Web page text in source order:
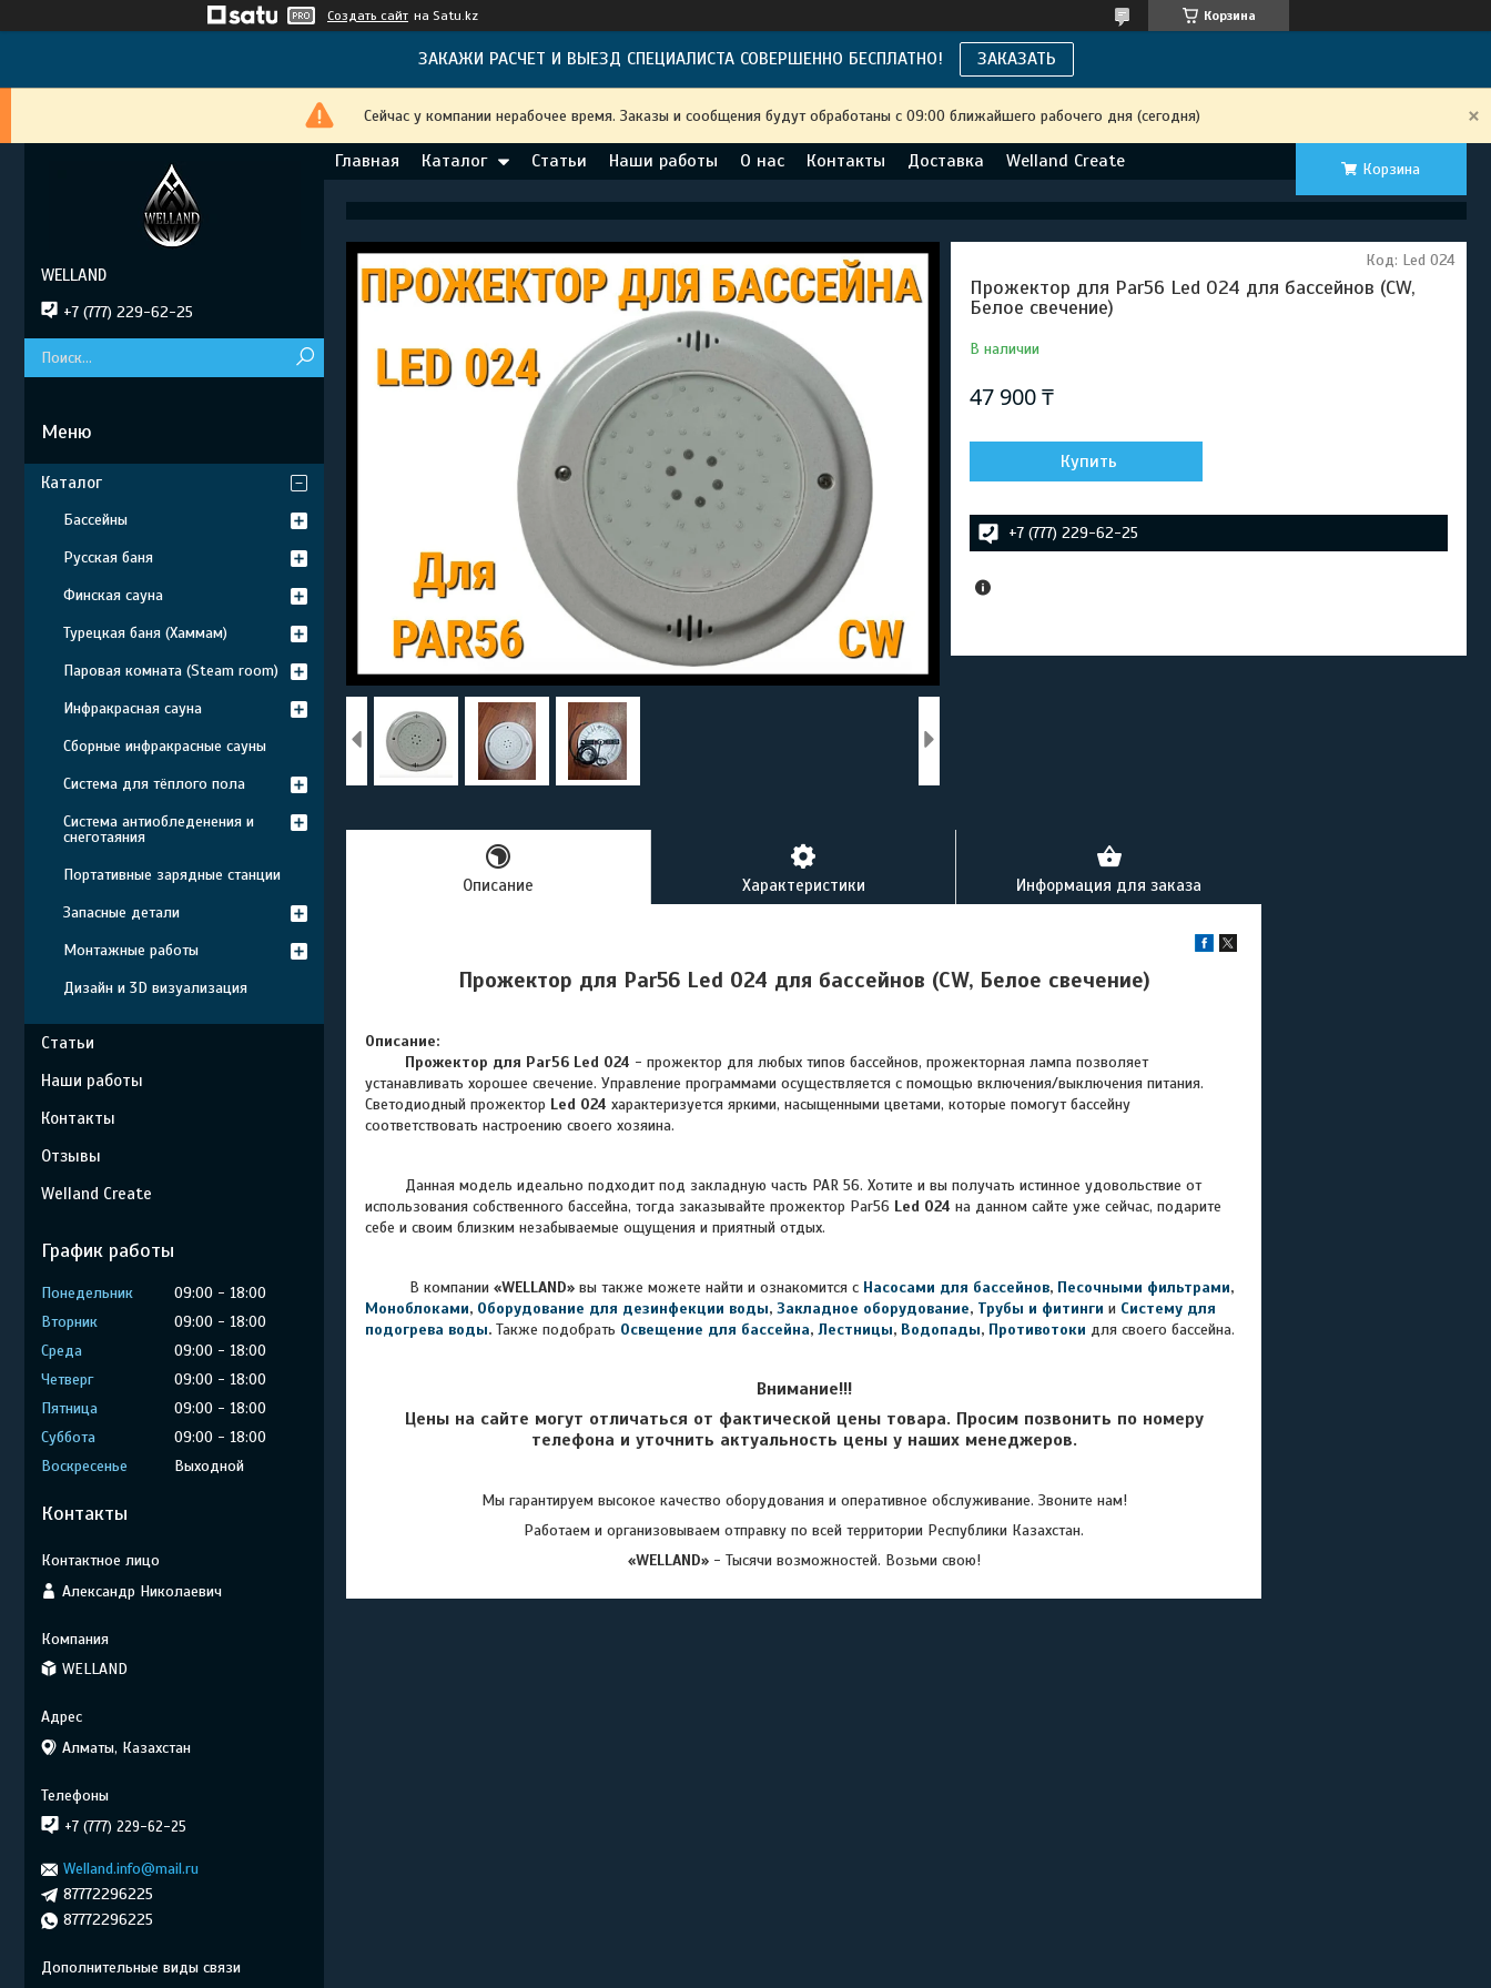
Создать сайт на Satu.kz Корзина
ЗАКАЖИ РАСЧЕТ И ВЫЕЗД СПЕЦИАЛИСТА СОВЕРШЕННО БЕСПЛАТНО! ЗАКАЗАТЬ
Сейчас у компании нерабочее время. Заказы и сообщения будут обработаны с 09:00 ближайшего рабочего дня (сегодня)
Главная Каталог Статьи Наши работы О нас Контакты Доставка Welland Create Корзина
Прожектор для Par56 Led 024 для бассейнов (CW,
Белое свечение)
В наличии
Код: Led 024
47 900 ₸
Купить
+7 (777) 229-62-25
Описание Характеристики Информация для заказа
Прожектор для Par56 Led 024 для бассейнов (CW, Белое свечение)
Описание:
Прожектор для Par56 Led 024 - прожектор для любых типов бассейнов, прожекторная лампа позволяет
устанавливать хорошее свечение. Управление программами осуществляется с помощью включения/выключения питания.
Светодиодный прожектор Led 024 характеризуется яркими, насыщенными цветами, которые помогут бассейну
соответствовать настроению своего хозяина.
Данная модель идеально подходит под закладную часть PAR 56. Хотите и вы получать истинное удовольствие от
использования собственного бассейна, тогда заказывайте прожектор Par56 Led 024 на данном сайте уже сейчас, подарите
себе и своим близким незабываемые ощущения и приятный отдых.
В компании «WELLAND» вы также можете найти и ознакомится с Насосами для бассейнов, Песочными фильтрами,
Моноблоками, Оборудование для дезинфекции воды, Закладное оборудование, Трубы и фитинги и Систему для
подогрева воды. Также подобрать Освещение для бассейна, Лестницы, Водопады, Противотоки для своего бассейна.
Внимание!!!
Цены на сайте могут отличаться от фактической цены товара. Просим позвонить по номеру
телефона и уточнить актуальность цены у наших менеджеров.
Мы гарантируем высокое качество оборудования и оперативное обслуживание. Звоните нам!
Работаем и организовываем отправку по всей территории Республики Казахстан.
«WELLAND»- Тысячи возможностей. Возьми свою!
WELLAND
+7 (777) 229-62-25
Каталог
Бассейны
Русская баня
Финская сауна
Турецкая баня (Хаммам)
Паровая комната (Steam room)
Инфракрасная сауна
Сборные инфракрасные сауны
Система для тёплого пола
Система антиобледенения и
снеготаяния
Портативные зарядные станции
Запасные детали
Монтажные работы
Дизайн и 3D визуализация
Статьи
Наши работы
Контакты
Отзывы
Welland Create
График работы
Понедельник 09:00
18:00
Вторник
09:00
18:00
Среда
09:00
18:00
Четверг
09:00
18:00
Пятница
09:00
18:00
Суббота
09:00
18:00
Воскресенье
Выходной
Контакты
Александр Николаевич
WELLAND
Алматы, Казахстан
+7 (777) 229-62-25
Welland.info@mail.ru
87772296225
87772296225